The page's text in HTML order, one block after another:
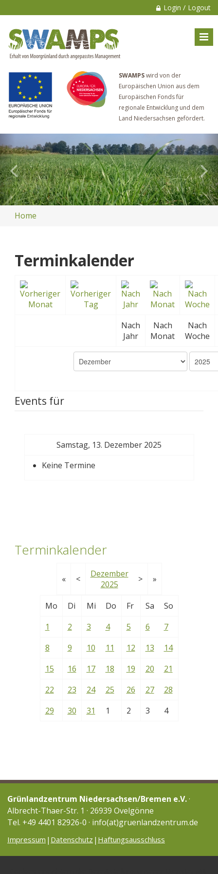
Login / Logout
SWAMPSwird von der
Europäischen Union aus dem
Europäischen Fonds für
regionale Entwicklung und dem
Land Niedersachsen gefördert.
Home
Terminkalender
Nach
Jahr
Nach
Monat
Nach
Woche
Events für
Samstag, 13. Dezember 2025
Keine Termine
Terminkalender
« <
Dezember
2025
> »
Mo Di Mi Do Fr Sa
So
1
2 3 4 5 6
7
8
9 10 11 12 13
14
15
16 17 18 19 20
21
22
23 24 25 26 27
28
29
30 31 1 2 3 4
Grünlandzentrum Niedersachsen/Bremen e.V.·
Albrecht-Thaer-Str. 1 · 26939 Ovelgönne
Tel. +49 4401 82926-0 · info(at)gruenlandzentrum.de
Impressum Datenschutz Haftungsausschluss